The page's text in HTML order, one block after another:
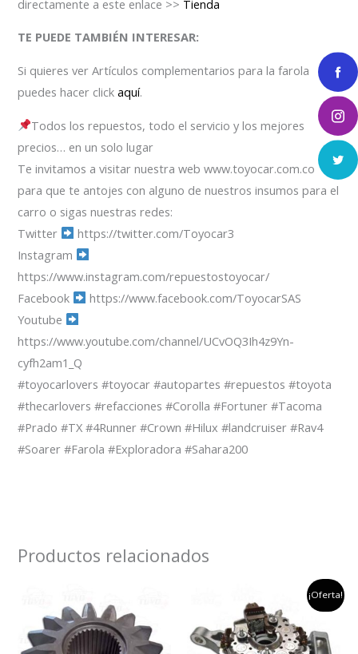
directamente a este enlace >> Tienda
TE PUEDE TAMBIÉN INTERESAR:
Si quieres ver Artículos complementarios para la farola
puedes hacer clickaquí.
Todos los repuestos, todo el servicio y los mejores
precios… en un solo lugar
Te invitamos a visitar nuestra web www.toyocar.com.co
para que te antojes con alguno de nuestros insumos para el
carro o sigas nuestras redes:
Twitter
https://twitter.com/Toyocar3
Instagram
https://www.instagram.com/repuestostoyocar/
Facebook
https://www.facebook.com/ToyocarSAS
Youtube
https://www.youtube.com/channel/UCvOQ3Ih4z9Yn-
cyfh2am1_Q
#toyocarlovers #toyocar #autopartes #repuestos #toyota
#thecarlovers #refacciones #Corolla #Fortuner #Tacoma
#Prado #TX #4Runner #Crown #Hilux #landcruiser #Rav4
#Soarer #Farola #Exploradora #Sahara200
Productos relacionados
¡Oferta!
precio
original
era:
$800,000.
el
es: